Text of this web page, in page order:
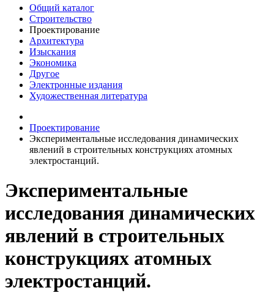
Общий каталог
Строительство
Проектирование
Архитектура
Изыскания
Экономика
Другое
Электронные издания
Художественная литература
Проектирование
Экспериментальные исследования динамических
явлений в строительных конструкциях атомных
электростанций.
Экспериментальные
исследования динамических
явлений в строительных
конструкциях атомных
электростанций.